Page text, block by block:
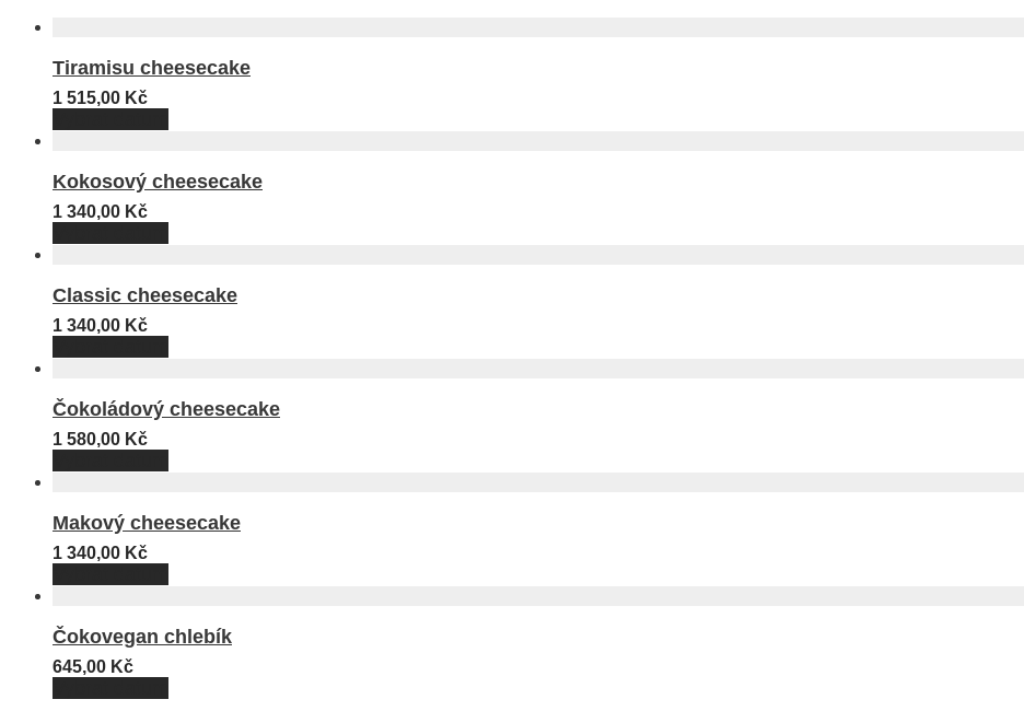
Tiramisu cheesecake
1 515,00 Kč
Kokosový cheesecake
1 340,00 Kč
Classic cheesecake
1 340,00 Kč
Čokoládový cheesecake
1 580,00 Kč
Makový cheesecake
1 340,00 Kč
Čokovegan chlebík
645,00 Kč